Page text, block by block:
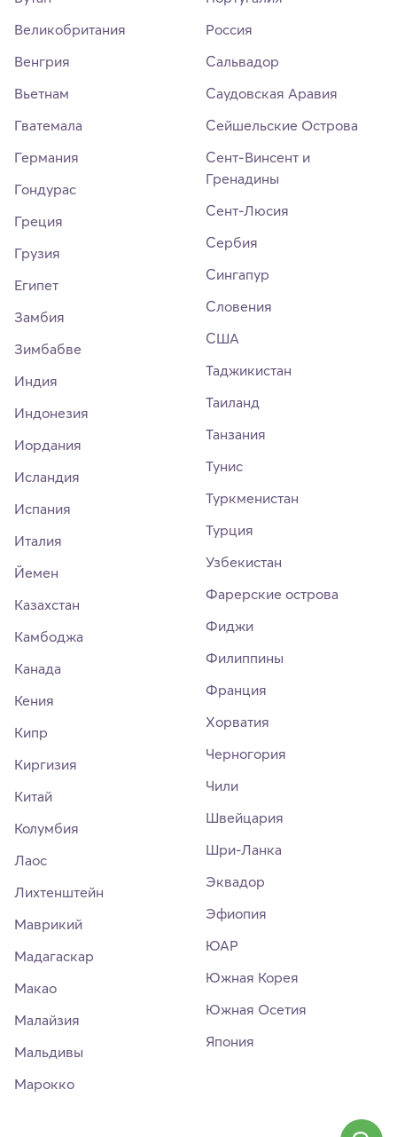
Великобритания
Венгрия
Вьетнам
Гватемала
Германия
Гондурас
Греция
Грузия
Египет
Замбия
Зимбабве
Индия
Индонезия
Иордания
Исландия
Испания
Италия
Йемен
Казахстан
Камбоджа
Канада
Кения
Кипр
Киргизия
Китай
Колумбия
Лаос
Лихтенштейн
Маврикий
Мадагаскар
Макао
Малайзия
Мальдивы
Марокко
Россия
Сальвадор
Саудовская Аравия
Сейшельские Острова
Сент-Винсент и
Гренадины
Сент-Люсия
Сербия
Сингапур
Словения
США
Таджикистан
Таиланд
Танзания
Тунис
Туркменистан
Турция
Узбекистан
Фарерские острова
Фиджи
Филиппины
Франция
Хорватия
Черногория
Чили
Швейцария
Шри-Ланка
Эквадор
Эфиопия
ЮАР
Южная Корея
Южная Осетия
Япония